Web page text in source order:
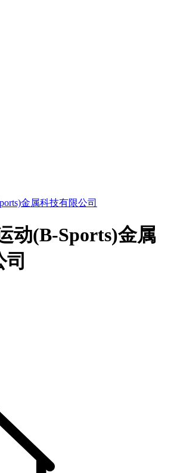
动(B-Sports)金属